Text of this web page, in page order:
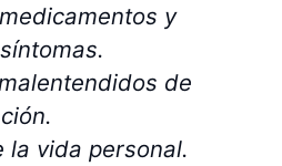
y
de
la vida personal.